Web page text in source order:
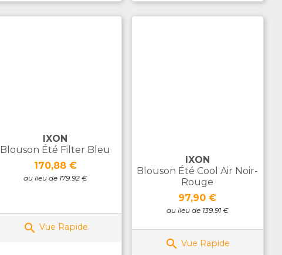
IXON
Blouson Été Filter Bleu
Prix
170,88 €
au lieu de 179.92 €
 Vue Rapide
IXON
Blouson Été Cool Air Noir-
Rouge
Prix
97,90 €
au lieu de 139.91 €
 Vue Rapide